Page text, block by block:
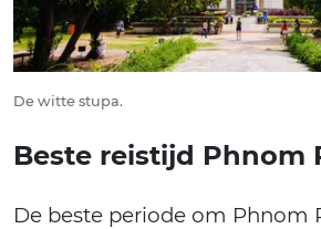
De witte stupa.
Beste reistijd Phnom
De beste periode om Phnom